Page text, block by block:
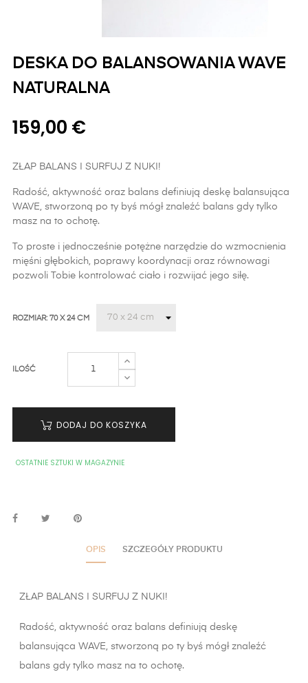
DESKA DO BALANSOWANIA WAVE
NATURALNA
159,00 €
ZŁAP BALANS I SURFUJ Z NUKI!
Radość, aktywność oraz balans definiują deskę balansująca
WAVE, stworzoną po ty byś mógł znaleźć balans gdy tylko
masz na to ochotę.
To proste i jednocześnie potężne narzędzie do wzmocnienia
mięśni głębokich, poprawy koordynacji oraz równowagi
pozwoli Tobie kontrolować ciało i rozwijać jego siłę.
ROZMIAR: 70 X 24 CM
ILOŚĆ
DODAJ DO KOSZYKA
OSTATNIE SZTUKI W MAGAZYNIE
OPIS SZCZEGÓŁY PRODUKTU
ZŁAP BALANS I SURFUJ Z NUKI!
Radość, aktywność oraz balans definiują deskę
balansująca WAVE, stworzoną po ty byś mógł znaleźć
balans gdy tylko masz na to ochotę.